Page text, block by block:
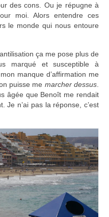
des cons. Ou je répugne à
moi. Alors entendre ces
le monde qui nous entoure
ça me pose plus de
marqué et susceptible à
manque d’affirmation me
puisse me marcher dessus
âgée que Benoît me rendait
Je n’ai pas la réponse, c’est